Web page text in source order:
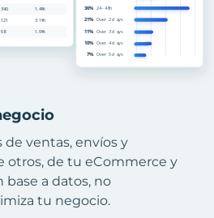
de ventas, envíos y
otros, de tu eCommerce y
a datos, no
tu negocio.